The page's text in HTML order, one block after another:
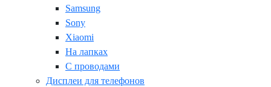
Samsung
Sony
Xiaomi
На лапках
С проводами
Дисплеи для телефонов